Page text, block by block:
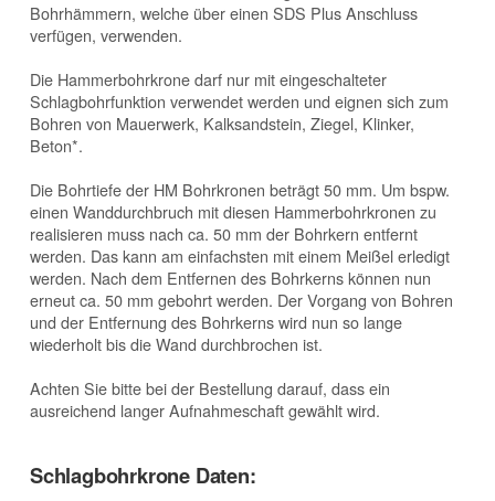
Bohrhämmern, welche über einen SDS Plus Anschluss
verfügen, verwenden.
Die Hammerbohrkrone darf nur mit eingeschalteter
Schlagbohrfunktion verwendet werden und eignen sich zum
Bohren von Mauerwerk, Kalksandstein, Ziegel, Klinker,
Beton*.
Die Bohrtiefe der HM Bohrkronen beträgt 50 mm. Um bspw.
einen Wanddurchbruch mit diesen Hammerbohrkronen zu
realisieren muss nach ca. 50 mm der Bohrkern entfernt
werden. Das kann am einfachsten mit einem Meißel erledigt
werden. Nach dem Entfernen des Bohrkerns können nun
erneut ca. 50 mm gebohrt werden. Der Vorgang von Bohren
und der Entfernung des Bohrkerns wird nun so lange
wiederholt bis die Wand durchbrochen ist.
Achten Sie bitte bei der Bestellung darauf, dass ein
ausreichend langer Aufnahmeschaft gewählt wird.
Schlagbohrkrone Daten: